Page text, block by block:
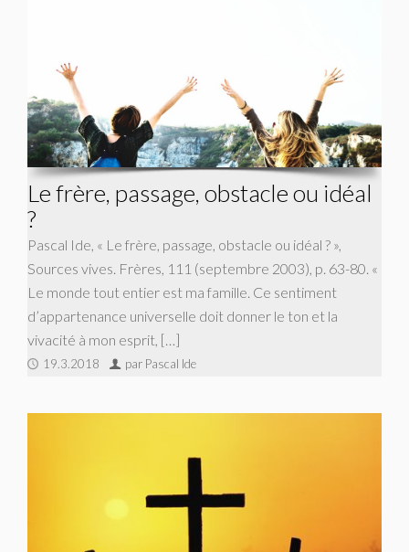
Le frère, passage, obstacle ou idéal
?
Pascal Ide, « Le frère, passage, obstacle ou idéal ? »,
Sources vives. Frères, 111 (septembre 2003), p. 63-80. «
Le monde tout entier est ma famille. Ce sentiment
d’appartenance universelle doit donner le ton et la
vivacité à mon esprit, […]
19.3.2018 par Pascal Ide